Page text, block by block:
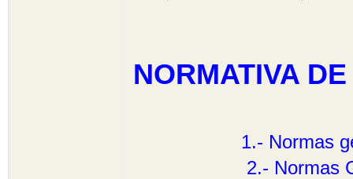
NORMATIVA
1.- Normas
2.- Normas